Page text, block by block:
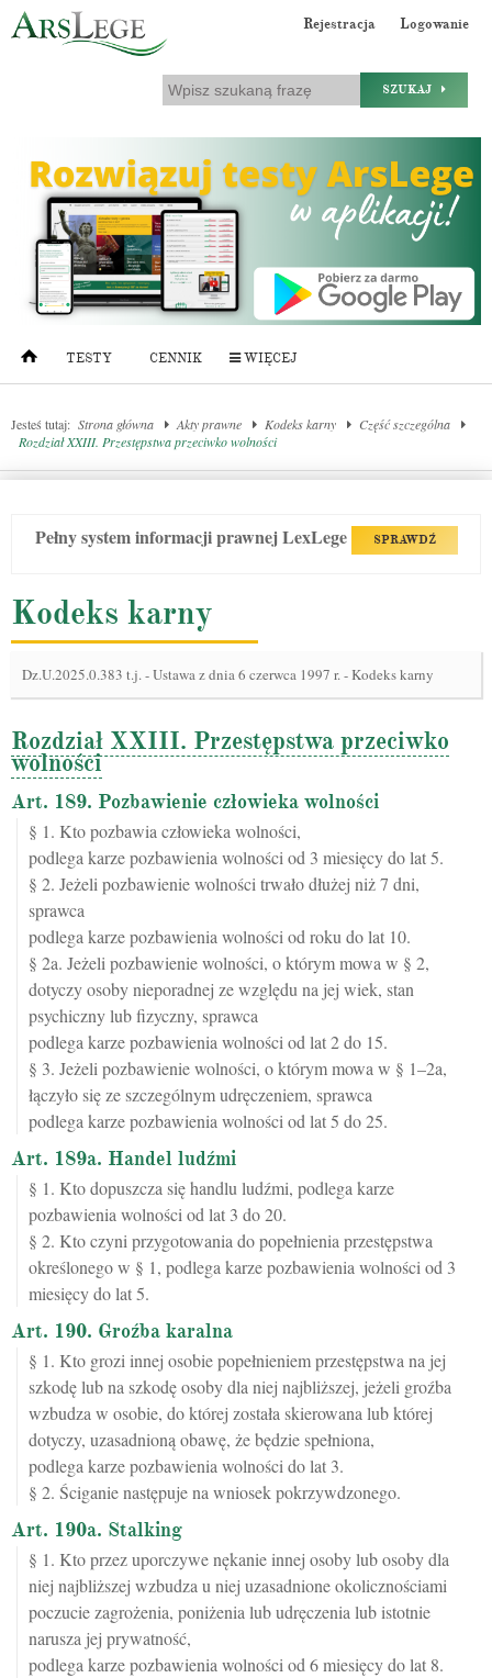
Rejestracja Logowanie
SZUKAJ
TESTY CENNIK WIĘCEJ
Jesteś tutaj: Strona główna Akty prawne Kodeks karny
Część szczególna
Rozdział XXIII. Przestępstwa przeciwko wolności
Pełny system informacji prawnej LexLege SPRAWDŹ
Kodeks karny
Dz.U.2025.0.383 t.j.-Ustawa z dnia 6 czerwca 1997 r. - Kodeks karny
Rozdział XXIII. Przestępstwa przeciwko
wolności
Art. 189. Pozbawienie człowieka wolności
§ 1. Kto pozbawia człowieka wolności,
podlega karze pozbawienia wolności od 3 miesięcy do lat 5.
§ 2. Jeżeli pozbawienie wolności trwało dłużej niż 7 dni,
sprawca
podlega karze pozbawienia wolności od roku do lat 10.
§ 2a. Jeżeli pozbawienie wolności, o którym mowa w § 2,
dotyczy osoby nieporadnej ze względu na jej wiek, stan
psychiczny lub fizyczny, sprawca
podlega karze pozbawienia wolności od lat 2 do 15.
§ 3. Jeżeli pozbawienie wolności, o którym mowa w § 1–2a,
łączyło się ze szczególnym udręczeniem, sprawca
podlega karze pozbawienia wolności od lat 5 do 25.
Art. 189a. Handel ludźmi
§ 1. Kto dopuszcza się handlu ludźmi, podlega karze
pozbawienia wolności od lat 3 do 20.
§ 2. Kto czyni przygotowania do popełnienia przestępstwa
określonego w § 1, podlega karze pozbawienia wolności od 3
miesięcy do lat 5.
Art. 190. Groźba karalna
§ 1. Kto grozi innej osobie popełnieniem przestępstwa na jej
szkodę lub na szkodę osoby dla niej najbliższej, jeżeli groźba
wzbudza w osobie, do której została skierowana lub której
dotyczy, uzasadnioną obawę, że będzie spełniona,
podlega karze pozbawienia wolności do lat 3.
§ 2. Ściganie następuje na wniosek pokrzywdzonego.
Art. 190a. Stalking
§ 1. Kto przez uporczywe nękanie innej osoby lub osoby dla
niej najbliższej wzbudza u niej uzasadnione okolicznościami
poczucie zagrożenia, poniżenia lub udręczenia lub istotnie
narusza jej prywatność,
podlega karze pozbawienia wolności od 6 miesięcy do lat 8.